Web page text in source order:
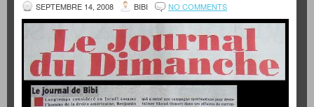
SEPTEMBRE 14, 2008 BIBI NO COMMENTS